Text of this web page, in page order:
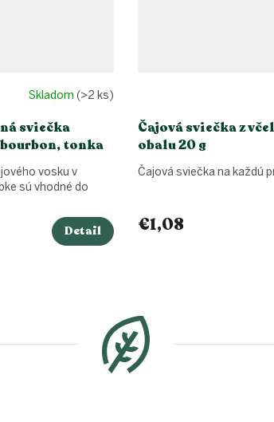
sviečka
tonka
Skladom (>2 ks)
Detail
vosku v
sú vhodné do
Čajová sviečka z
obalu 20 g
€1,08
Čajová sviečka na každú